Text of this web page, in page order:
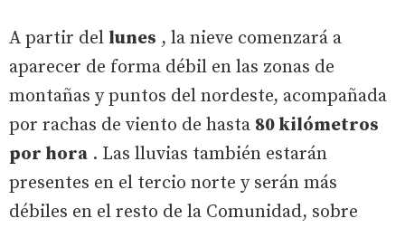
A partir del lunes , la nieve comenzará a
aparecer de forma débil en las zonas de
montañas y puntos del nordeste, acompañada
por rachas de viento de hasta 80 kilómetros
por hora . Las lluvias también estarán
presentes en el tercio norte y serán más
débiles en el resto de la Comunidad, sobre